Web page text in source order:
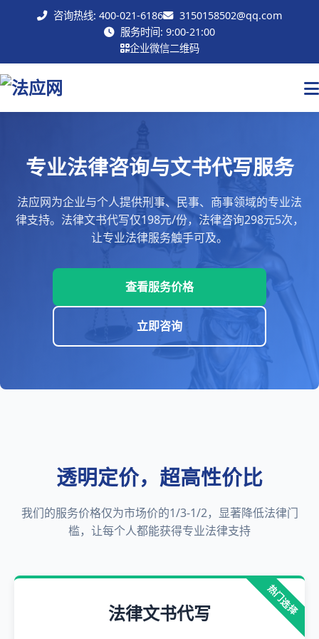
咨询热线: 400-021-6186
3150158502@qq.com
服务时间: 9:00-21:00
企业微信二维码
专业法律咨询与文书代写服务
法应网为企业与个人提供刑事、民事、商事领域的专业法
律支持。法律文书代写仅198元/份，法律咨询298元5次，
让专业法律服务触手可及。
查看服务价格
立即咨询
透明定价，超高性价比
我们的服务价格仅为市场价的1/3-1/2，显著降低法律门
槛，让每个人都能获得专业法律支持
热门选择
法律文书代写